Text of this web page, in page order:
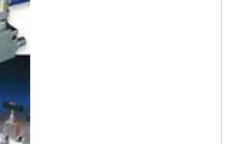
alta e
Bar.), de